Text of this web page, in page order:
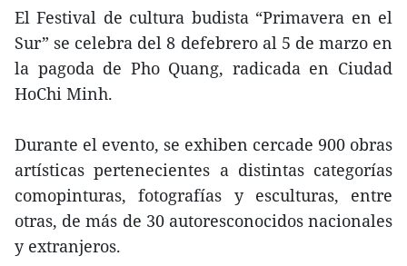
El Festival de cultura budista “Primavera en el
Sur” se celebra del 8 defebrero al 5 de marzo en
la pagoda de Pho Quang, radicada en Ciudad
HoChi Minh.
Durante el evento, se exhiben cercade 900 obras
artísticas pertenecientes a distintas categorías
comopinturas, fotografías y esculturas, entre
otras, de más de 30 autoresconocidos nacionales
y extranjeros.